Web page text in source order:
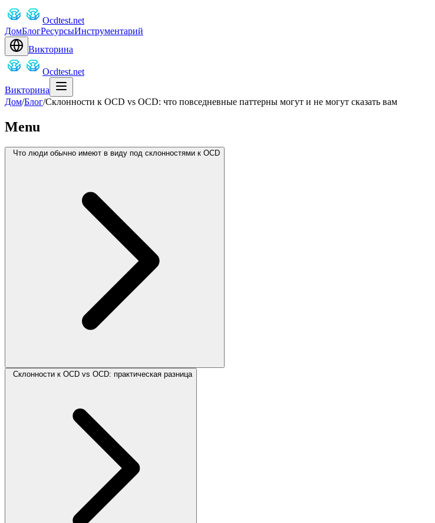
Ocdtest.net
ДомБлогРесурсыИнструментарий
Викторина
Ocdtest.net
Викторина
Дом/Блог/Склонности к OCD vs OCD: что повседневные паттерны могут и не могут сказать вам
Menu
Что люди обычно имеют в виду под склонностями к OCD
Склонности к OCD vs OCD: практическая разница